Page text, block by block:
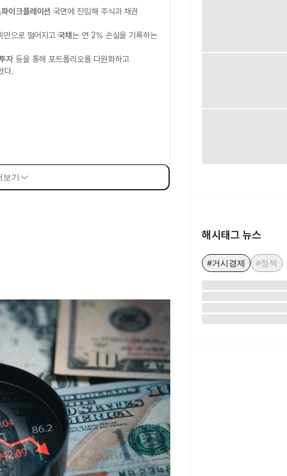
파이크플레이션 국면에 진입해 주식과 채권
만으로 떨어지고국채는 연 2% 손실을 기록하는
자등을 통해 포트폴리오를 다원화하고
다.
보기
해시태그 뉴스
#거시경제 #정책